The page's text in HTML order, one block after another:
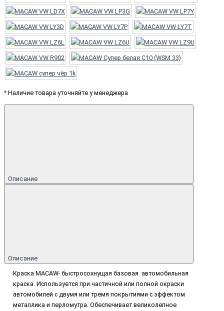
* Наличие товара уточняйте у менеджера
Описание
Описание
Краска MACAW-быстросохнущая базовая автомобильная
краска. Используется при частичной или полной окраски
автомобилей с двумя или тремя покрытиями с эффектом
металлика и перломутра. Обеспечивает великолепное